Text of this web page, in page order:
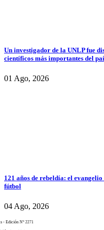
Un investigador de la UNLP fue
científicos más importantes del
01 Ago, 2026
121 años de rebeldía: el
fútbol
04 Ago, 2026
- Edición N° 2271